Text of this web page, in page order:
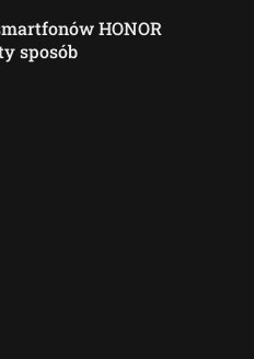
HONOR
sposób